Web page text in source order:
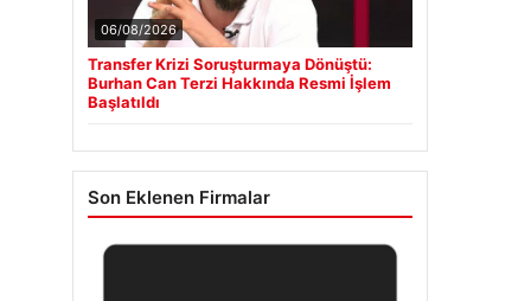
06/08/2026
Transfer Krizi Soruşturmaya Dönüştü:
Burhan Can Terzi Hakkında Resmi İşlem
Başlatıldı
Son Eklenen Firmalar